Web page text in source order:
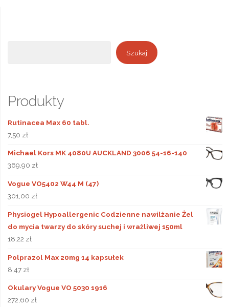
Szukaj
Produkty
Rutinacea Max 60 tabl.
7,50 zł
Michael Kors MK 4080U AUCKLAND 3006 54-16-140
369,90 zł
Vogue VO5402 W44 M (47)
301,00 zł
Physiogel Hypoallergenic Codzienne nawilżanie Żel
do mycia twarzy do skóry suchej i wrażliwej 150ml
18,22 zł
Polprazol Max 20mg 14 kapsułek
8,47 zł
Okulary Vogue VO 5030 1916
272,60 zł